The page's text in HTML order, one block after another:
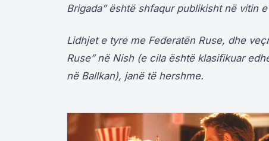
Brigada” është shfaqur publikisht në vitin e
Lidhjet e tyre me Federatën Ruse, dhe
Ruse” në Nish (e cila është klasifikuar
në Ballkan), janë të hershme.